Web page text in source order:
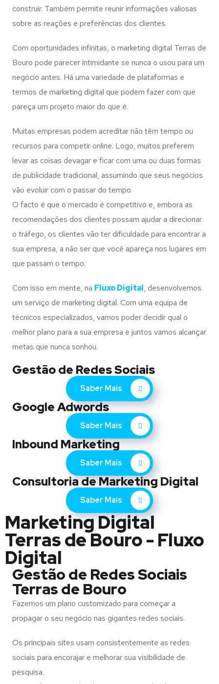
construir. Também permite reunir informações valiosas
sobre as reações e preferências dos clientes.
Com oportunidades infinitas, o marketing digital Terras de
Bouro pode parecer intimidante se nunca o usou para um
negócio antes. Há uma variedade de plataformas e
termos de marketing digital que podem fazer com que
pareça um projeto maior do que é.
Muitas empresas podem acreditar não têm tempo ou
recursos para competir online. Logo, muitos preferem
levar as coisas devagar e ficar com uma ou duas formas
de publicidade tradicional, assumindo que seus negócios
vão evoluir com o passar do tempo.
O facto é que o mercado é competitivo e, embora as
recomendações dos clientes possam ajudar a direcionar
o tráfego, os clientes vão ter dificuldade para encontrar a
sua empresa, a não ser que você apareça nos lugares em
que passam o tempo.
Com isso em mente, na Fluxo Digital, desenvolvemos
um serviço de marketing digital. Com uma equipa de
técnicos especializados, vamos poder decidir qual o
melhor plano para a sua empresa e juntos vamos alcançar
metas que nunca sonhou.
Gestão de Redes Sociais
Saber Mais
Google Adwords
Saber Mais
Inbound Marketing
Saber Mais
Consultoria de Marketing Digital
Saber Mais
Marketing Digital
Terras de Bouro - Fluxo
Digital
Gestão de Redes Sociais
Terras de Bouro
Fazemos um plano customizado para começar a
propagar o seu negócio nas gigantes redes sociais.
Os principais sites usam consistentemente as redes
sociais para encorajar e melhorar sua visibilidade de
pesquisa.